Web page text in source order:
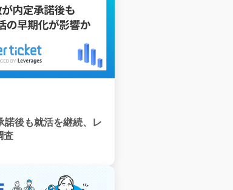
諾後も就活を継続、レ
査